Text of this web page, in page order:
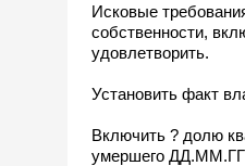
Исковые
собственности,
удовлетворить.
Установить факт
Включить ? долю
умершего